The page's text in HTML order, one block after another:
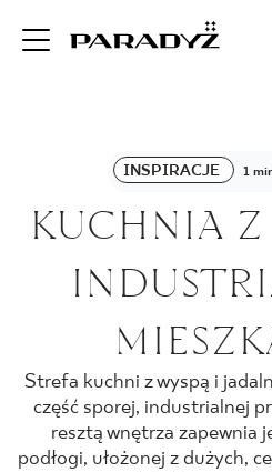
DLA
INSPIRACJE 1
KUCHNIA Z
Strefa kuchni z wyspą i
część sporej, industrialnej
resztą wnętrza zapewnia
podłogi, ułożonej z dużych,